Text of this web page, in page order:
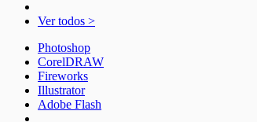
Ver todos >
Photoshop
CorelDRAW
Fireworks
Illustrator
Adobe Flash